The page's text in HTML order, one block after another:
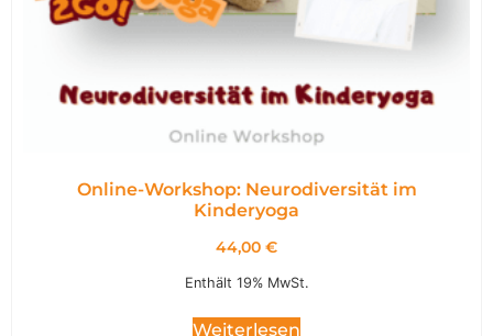
Online-Workshop: Neurodiversität im
Kinderyoga
44,00 €
Enthält 19% MwSt.
Weiterlesen